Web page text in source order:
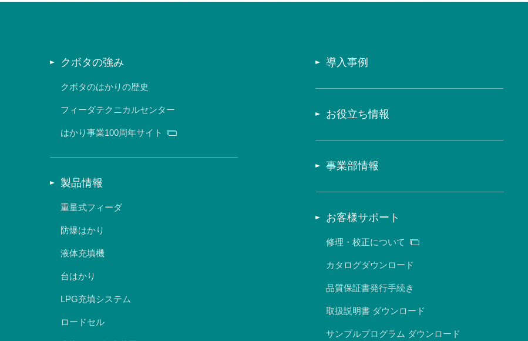
クボタの強み
クボタのはかりの歴史
フィーダテクニカルセンター
はかり事業100周年サイト
製品情報
重量式フィーダ
防爆はかり
液体充填機
台はかり
LPG充填システム
ロードセル
導入事例
お役立ち情報
事業部情報
お客様サポート
修理・校正について
カタログダウンロード
品質保証書発行手続き
取扱説明書 ダウンロード
サンプルプログラム ダウンロード